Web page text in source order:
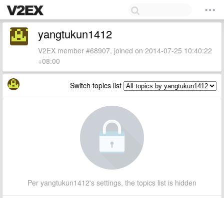
yangtukun1412
V2EX member #68907, joined on 2014-07-25 10:40:22
+08:00
Switch topics list
Per yangtukun1412's settings, the topics list is hidden